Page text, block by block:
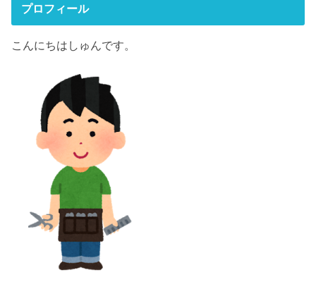
プロフィール
こんにちはしゅんです。